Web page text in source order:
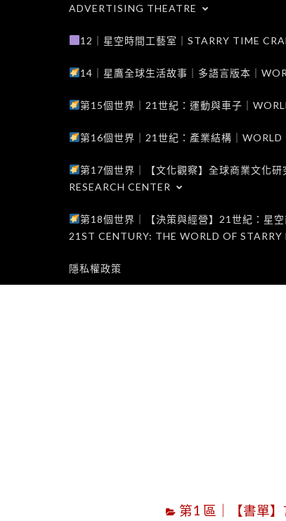
ADVERTISING THEATRE
12｜星空時間工藝室｜STARRY TIME
14｜星鷹全球生活故事｜多語言版本｜
第15個世界｜21世紀：運動與車子｜
第16個世界｜21世紀：產業結構｜
第17個世界｜【文化觀察】全球商業文化
RESEARCH CENTER
第18個世界｜【決策與經營】21世紀：星
21ST CENTURY: THE WORLD OF
隱私權政策
第1 區｜【書單